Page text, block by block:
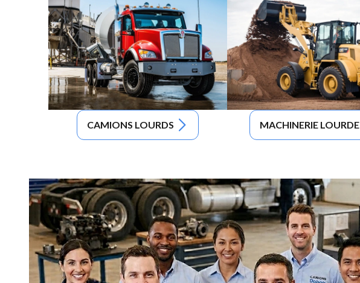
CAMIONS LOURDS MACHINERIE LOURDE